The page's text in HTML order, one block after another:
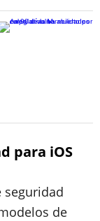
para iOS
seguridad
de